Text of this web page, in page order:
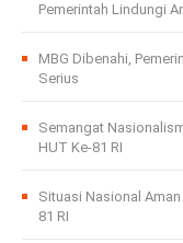
Pemerintah Lindungi
MBG Dibenahi,
Serius
Semangat
HUT Ke-81 RI
Situasi Nasional
81 RI